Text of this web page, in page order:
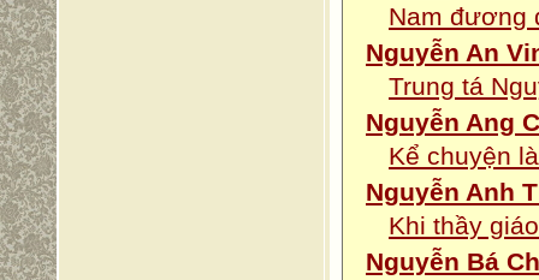
Nam đương
Nguyễn An
Trung tá
Nguyễn Ang
Kể chuyện
Nguyễn Anh
Khi thầy
Nguyễn Bá